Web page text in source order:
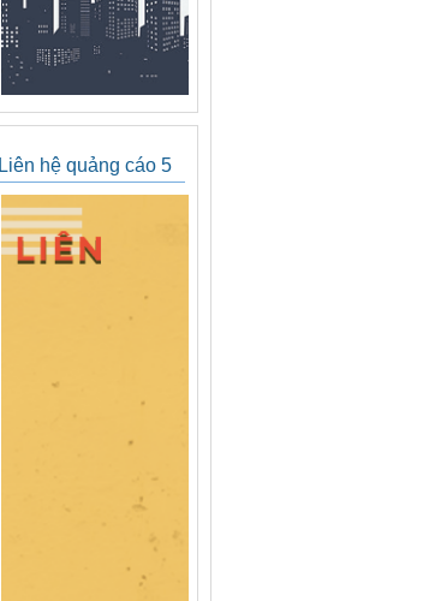
Liên hệ quảng cáo 5